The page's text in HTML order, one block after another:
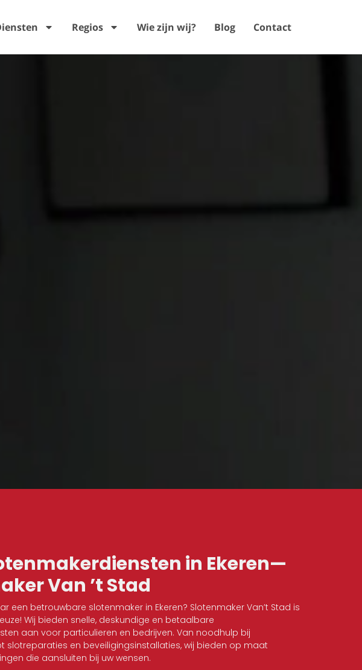
Regios Wie zijn wij? Blog Contact
in Ekeren—
Van ’t Stad
een betrouwbare slotenmaker in Ekeren? Slotenmaker Van’t Stad is
Wij bieden snelle, deskundige en betaalbare
aan voor particulieren en bedrijven. Van noodhulp bij
slotreparaties en beveiligingsinstallaties, wij bieden op maat
die aansluiten bij uw wensen.